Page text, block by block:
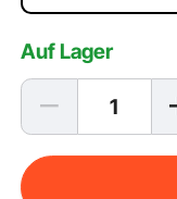
Auf Lager